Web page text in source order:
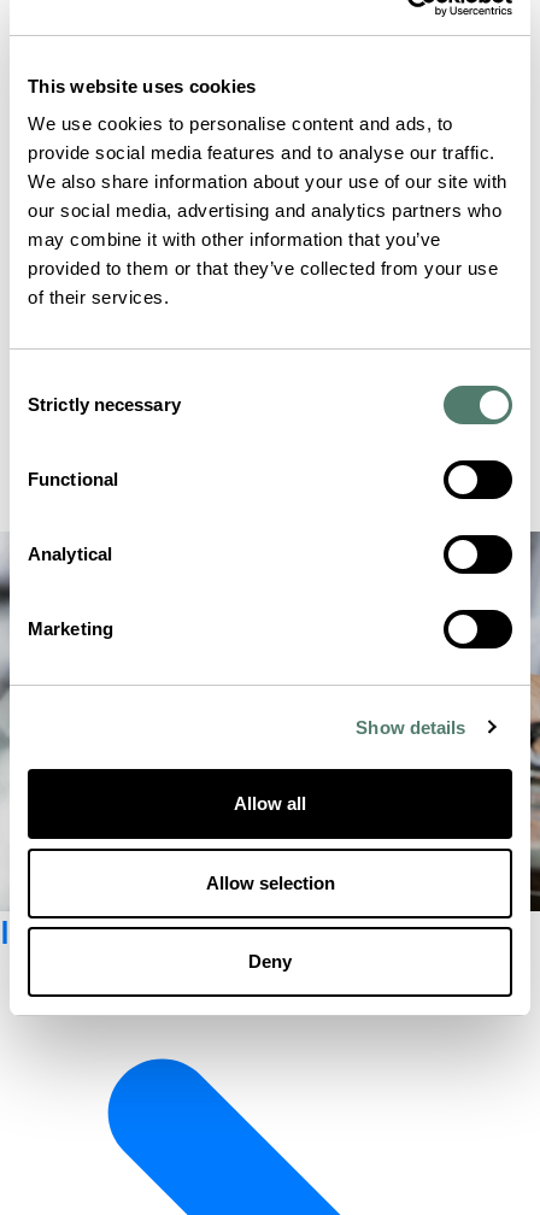
This website uses cookies
We use cookies to personalise content and ads, to
provide social media features and to analyse our traffic.
We also share information about your use of our site with
our social media, advertising and analytics partners who
may combine it with other information that you’ve
provided to them or that they’ve collected from your use
of their services.
Selection
Strictly necessary
Functional
Analytical
Marketing
Show details
Allow all
Allow selection
Deny
Inscrivez-vous à la Newsletter